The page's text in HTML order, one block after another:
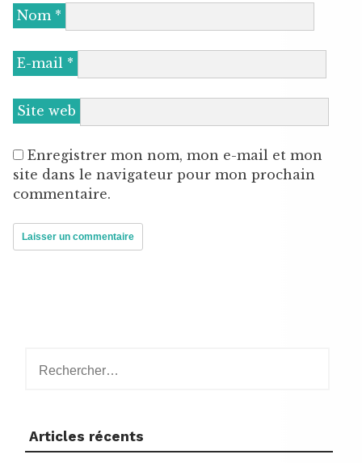
Nom *
E-mail *
Site web
Enregistrer mon nom, mon e-mail et mon
site dans le navigateur pour mon prochain
commentaire.
Articles récents